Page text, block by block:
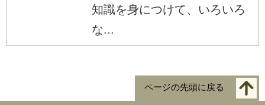
知識を身につけて、いろいろ
な...
ページの先頭に戻る